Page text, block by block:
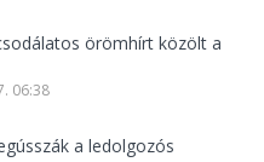
örömhírt közölt a
06:38
a ledolgozós